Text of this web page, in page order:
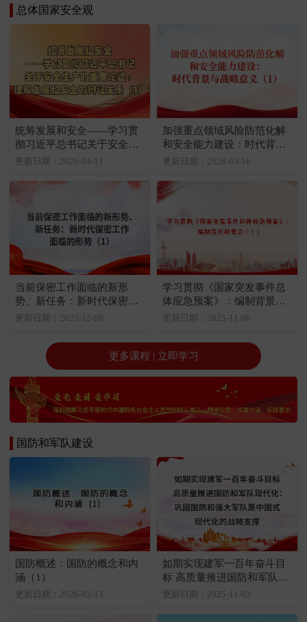
总体国家安全观
统筹发展和安全——学习贯
彻习近平总书记关于安全生
产的重要论述：理解发展和
更新日期：2026-04-11
加强重点领域风险防范化解
和安全能力建设：时代背景
与战略意义（1）
更新日期：2026-03-16
当前保密工作面临的新形
势、新任务：新时代保密工
作面临的形势（1）
更新日期：2025-12-06
学习贯彻《国家突发事件总
体应急预案》：编制背景和
要点（1）
更新日期：2025-11-06
更多课程 | 立即学习
国防和军队建设
国防概述：国防的概念和内
涵（1）
更新日期：2026-03-13
如期实现建军一百年奋斗目
标 高质量推进国防和军队现
代化：巩固国防和强大军队
更新日期：2025-11-03